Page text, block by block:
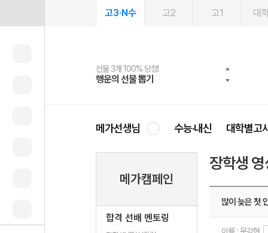
고3·N수 고2 고1 대
선물 3개 100% 당첨!
행운의 선물 뽑기
선물 100% 증정!
메가스터디 X 올리브
여름방학 스터디 캐시백
메가런 썸머스쿨
2027 러셀 단과
강사 공개선발
스마트러닝앱
설문 EVENT
메가패스
3일 무료 체험권
메가패스 수강생 무료혜택!
메가클럽 멤버십
사회공헌 캠페인
희망이룸 메가나눔
메가선생님 수능·내신 대학별고
메가캠페인
합격 선배 멘토링
장학생
많이 늦은 첫